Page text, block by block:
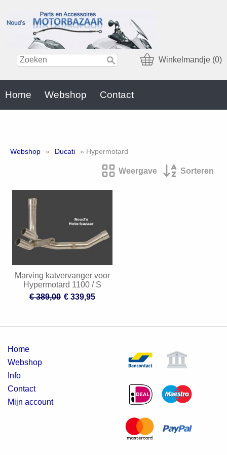
Winkelmandje (0)
Home Webshop Contact
Webshop » Ducati » Hypermotard
Weergave Sorteren
Marving katvervanger voor
Hypermotard 1100 / S
€ 389,00 € 339,95
Home
Webshop
Info
Contact
Mijn account